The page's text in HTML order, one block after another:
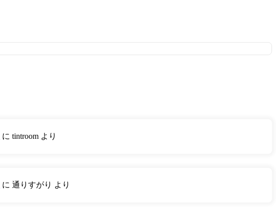
に tintroom より
に 通りすがり より